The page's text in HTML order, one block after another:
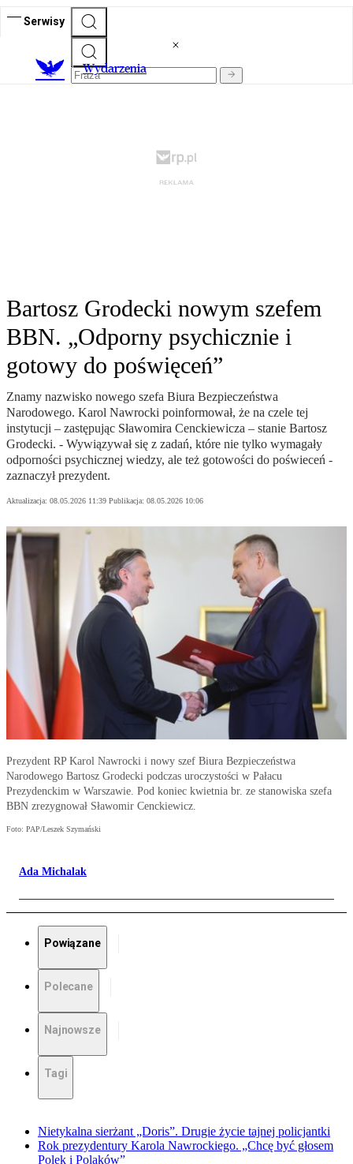
Serwisy
Wydarzenia
Bartosz Grodecki nowym szefem
BBN. „Odporny psychicznie i
gotowy do poświęceń”
Znamy nazwisko nowego szefa Biura Bezpieczeństwa
Narodowego. Karol Nawrocki poinformował, że na czele tej
instytucji – zastępując Sławomira Cenckiewicza – stanie Bartosz
Grodecki. - Wywiązywał się z zadań, które nie tylko wymagały
odporności psychicznej wiedzy, ale też gotowości do poświeceń -
zaznaczył prezydent.
Aktualizacja: 08.05.2026 11:39 Publikacja: 08.05.2026 10:06
Prezydent RP Karol Nawrocki i nowy szef Biura Bezpieczeństwa
Narodowego Bartosz Grodecki podczas uroczystości w Pałacu
Prezydenckim w Warszawie. Pod koniec kwietnia br. ze stanowiska szefa
BBN zrezygnował Sławomir Cenckiewicz.
Foto: PAP/Leszek Szymański
Ada Michalak
Powiązane
Polecane
Najnowsze
Tagi
Nietykalna sierżant „Doris”. Drugie życie tajnej policjantki
Rok prezydentury Karola Nawrockiego. „Chcę być głosem
Polek i Polaków”